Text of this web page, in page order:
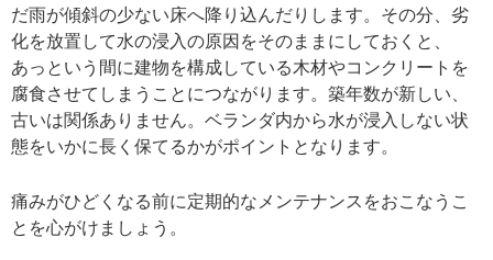
だ雨が傾斜の少ない床へ降り込んだりします。その分、劣
化を放置して水の浸入の原因をそのままにしておくと、
あっという間に建物を構成している木材やコンクリートを
腐食させてしまうことにつながります。築年数が新しい、
古いは関係ありません。ベランダ内から水が浸入しない状
態をいかに長く保てるかがポイントとなります。
痛みがひどくなる前に定期的なメンテナンスをおこなうこ
とを心がけましょう。